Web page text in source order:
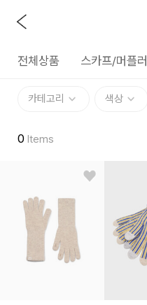
전체상품 스카프/머플러
카테고리 색상
0 Items